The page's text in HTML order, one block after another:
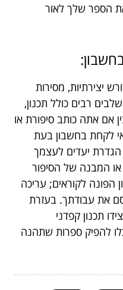
הספר שלך לאור
יצירתיות, מסירות
רבים כולל תכנון,
אם אתה כותב סיפורת או
לקחת בחשבון בעת
יעדים לעצמך
המבנה של הסיפור
הפונה לקוראים; עריכה
את עבודתך. בעזרת
תכנון קפדני
להפיק ספרות שתהנה